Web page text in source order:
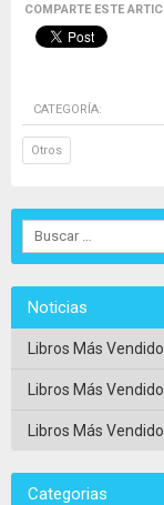
COMPARTE ESTE
CATEGORÍA:
Otros
Noticias
Libros Más
Libros Más
Libros Más
Categorias